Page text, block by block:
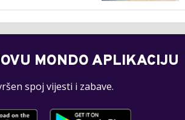
MONDO APLIKACIJU
spoj vijesti i zabave.